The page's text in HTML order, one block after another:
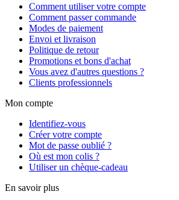
Comment utiliser votre compte
Comment passer commande
Modes de paiement
Envoi et livraison
Politique de retour
Promotions et bons d'achat
Vous avez d'autres questions ?
Clients professionnels
Mon compte
Identifiez-vous
Créer votre compte
Mot de passe oublié ?
Où est mon colis ?
Utiliser un chèque-cadeau
En savoir plus